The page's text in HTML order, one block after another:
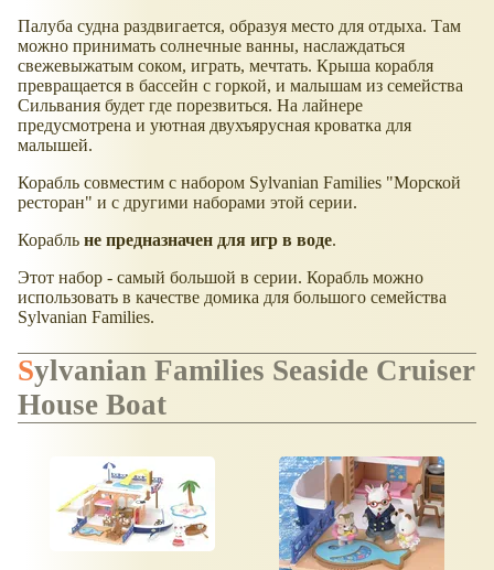
Палуба судна раздвигается, образуя место для отдыха. Там
можно принимать солнечные ванны, наслаждаться
свежевыжатым соком, играть, мечтать. Крыша корабля
превращается в бассейн с горкой, и малышам из семейства
Сильвания будет где порезвиться. На лайнере
предусмотрена и уютная двухъярусная кроватка для
малышей.
Корабль совместим с набором Sylvanian Families "Морской
ресторан" и с другими наборами этой серии.
Корабль не предназначен для игр в воде.
Этот набор - самый большой в серии. Корабль можно
использовать в качестве домика для большого семейства
Sylvanian Families.
Sylvanian Families Seaside Cruiser
House Boat